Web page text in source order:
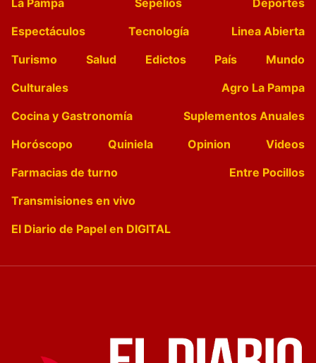
La Pampa Sepelios
Deportes
Espectáculos
Tecnología
Linea Abierta
Turismo
Salud Edictos País
Mundo
Culturales
Agro La Pampa
Cocina y Gastronomía
Suplementos Anuales
Horóscopo
Quiniela Opinion
Videos
Farmacias de turno
Entre Pocillos
Transmisiones en vivo
El Diario de Papel en DIGITAL